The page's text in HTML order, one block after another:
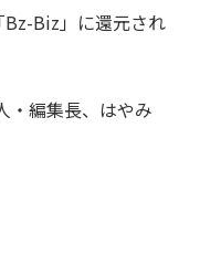
Biz」に還元され
・編集長、はやみ